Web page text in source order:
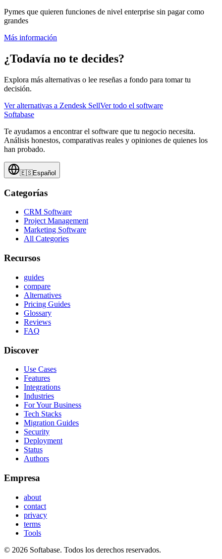
Pymes que quieren funciones de nivel enterprise sin pagar como
grandes
Más información
¿Todavía no te decides?
Explora más alternativas o lee reseñas a fondo para tomar tu
decisión.
Ver alternativas a Zendesk SellVer todo el software
Softabase
Te ayudamos a encontrar el software que tu negocio necesita.
Análisis honestos, comparativas reales y opiniones de quienes los
han probado.
🇪🇸Español
Categorías
CRM Software
Project Management
Marketing Software
All Categories
Recursos
guides
compare
Alternatives
Pricing Guides
Glossary
Reviews
FAQ
Discover
Use Cases
Features
Integrations
Industries
For Your Business
Tech Stacks
Migration Guides
Security
Deployment
Status
Authors
Empresa
about
contact
privacy
terms
Tools
© 2026 Softabase. Todos los derechos reservados.